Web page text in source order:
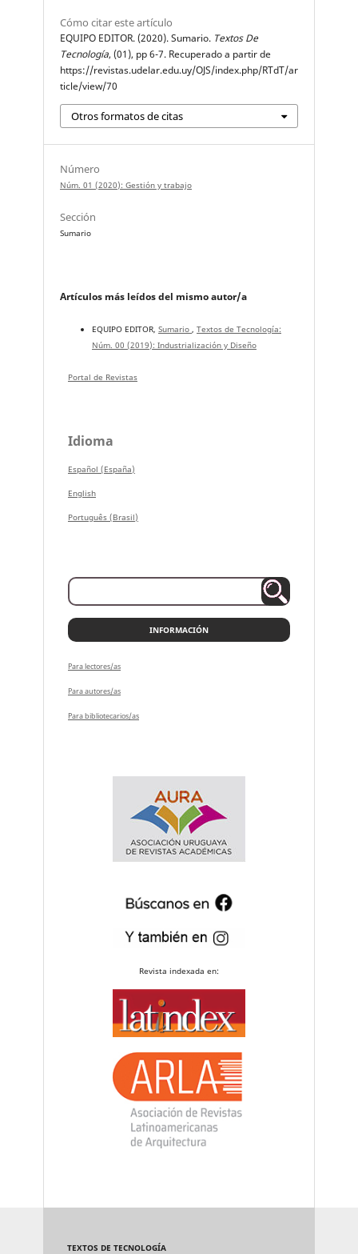
Cómo citar este artículo
EQUIPO EDITOR. (2020). Sumario. Textos De
Tecnología, (01), pp 6-7. Recuperado a partir de
https://revistas.udelar.edu.uy/OJS/index.php/RTdT/ar
ticle/view/70
Otros formatos de citas
Número
Núm. 01 (2020): Gestión y trabajo
Sección
Sumario
Artículos más leídos del mismo autor/a
EQUIPO EDITOR, Sumario , Textos de Tecnología:
Núm. 00 (2019): Industrialización y Diseño
Portal de Revistas
Idioma
Español (España)
English
Português (Brasil)
INFORMACIÓN
Para lectores/as
Para autores/as
Para bibliotecarios/as
Revista indexada en:
TEXTOS DE TECNOLOGÍA